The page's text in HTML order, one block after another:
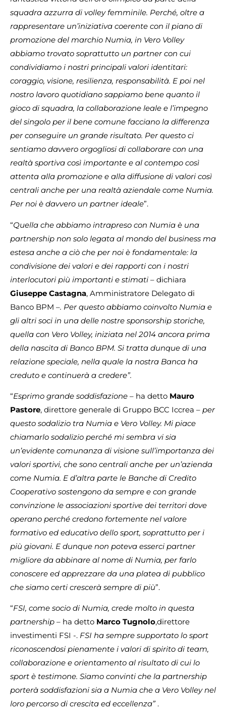
squadra azzurra di volley femminile. Perché, oltre a
rappresentare un’iniziativa coerente con il piano di
promozione del marchio Numia, in Vero Volley
abbiamo trovato soprattutto un partner con cui
condividiamo i nostri principali valori identitari:
coraggio, visione, resilienza, responsabilità. E poi nel
nostro lavoro quotidiano sappiamo bene quanto il
gioco di squadra, la collaborazione leale e l’impegno
del singolo per il bene comune facciano la differenza
per conseguire un grande risultato. Per questo ci
sentiamo davvero orgogliosi di collaborare con una
realtà sportiva così importante e al contempo così
attenta alla promozione e alla diffusione di valori così
centrali anche per una realtà aziendale come Numia.
Per noi è davvero un partner ideale”.
“Quella che abbiamo intrapreso con Numia è una
partnership non solo legata al mondo del business ma
estesa anche a ciò che per noi è fondamentale: la
condivisione dei valori e dei rapporti con i nostri
interlocutori più importanti e stimati – dichiara
Giuseppe Castagna, Amministratore Delegato di
Banco BPM –. Per questo abbiamo coinvolto Numia e
gli altri soci in una delle nostre sponsorship storiche,
quella con Vero Volley, iniziata nel 2014 ancora prima
della nascita di Banco BPM. Si tratta dunque di una
relazione speciale, nella quale la nostra Banca ha
creduto e continuerà a credere”.
“Esprimo grande soddisfazione – ha detto Mauro
Pastore, direttore generale di Gruppo BCC Iccrea – per
questo sodalizio tra Numia e Vero Volley. Mi piace
chiamarlo sodalizio perché mi sembra vi sia
un’evidente comunanza di visione sull’importanza dei
valori sportivi, che sono centrali anche per un’azienda
come Numia. E d’altra parte le Banche di Credito
Cooperativo sostengono da sempre e con grande
convinzione le associazioni sportive dei territori dove
operano perché credono fortemente nel valore
formativo ed educativo dello sport, soprattutto per i
più giovani. E dunque non poteva esserci partner
migliore da abbinare al nome di Numia, per farlo
conoscere ed apprezzare da una platea di pubblico
che siamo certi crescerà sempre di più”.
“FSI, come socio di Numia, crede molto in questa
partnership – ha detto Marco Tugnolo,direttore
investimenti FSI -. FSI ha sempre supportato lo sport
riconoscendosi pienamente i valori di spirito di team,
collaborazione e orientamento al risultato di cui lo
sport è testimone. Siamo convinti che la partnership
porterà soddisfazioni sia a Numia che a Vero Volley nel
loro percorso di crescita ed eccellenza”.